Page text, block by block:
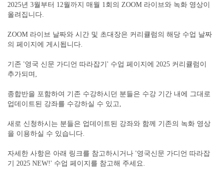
2025년 3월부터 12월까지 매월 1회의 ZOOM 라이브와 녹화 영상이
올려집니다.
ZOOM 라이브 날짜와 시간 및 초대장은 커리큘럼의 해당 수업 날짜
의 페이지에 게시됩니다.
기존 '영국 신문 가디언 따라잡기' 수업 페이지에 2025 커리큘럼이
추가되며,
종합반을 포함하여 기존 수강하시던 분들은 수강 기간 내에 그대로
업데이트된 강좌를 수강하실 수 있고,
새로 신청하시는 분들은 업데이트된 강좌와 함께 기존의 녹화 영상
을 이용하실 수 있습니다.
자세한 사항은 아래 링크를 참고하시거나 '영국신문 가디언 따라잡
기 2025 NEW!' 수업 페이지를 참고해 주세요.